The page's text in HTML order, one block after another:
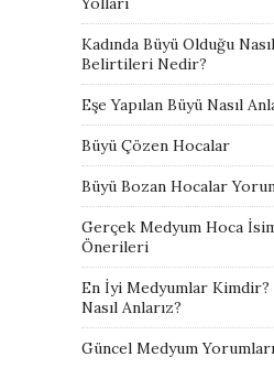
Kadında Büyü Olduğu
Belirtileri Nedir?
Eşe Yapılan Büyü Nasıl
Büyü Çözen Hocalar
Büyü Bozan Hocalar
Gerçek Medyum Hoca
Önerileri
En İyi Medyumlar Kimdir?
Nasıl Anlarız?
Güncel Medyum